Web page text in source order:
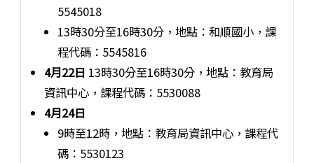
5545018
13時30分至16時30分，地點：和順國小，課
程代碼：5545816
4月22日 13時30分至16時30分，地點：教育局
資訊中心，課程代碼：5530088
4月24日
9時至12時，地點：教育局資訊中心，課程代
碼：5530123